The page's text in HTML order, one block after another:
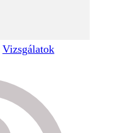
Vizsgálatok